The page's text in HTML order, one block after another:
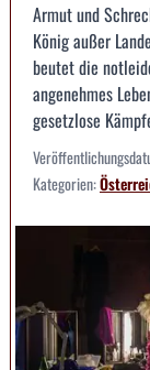
Armut und
König außer
beutet die
angenehmes
gesetzlose
Kategorien: